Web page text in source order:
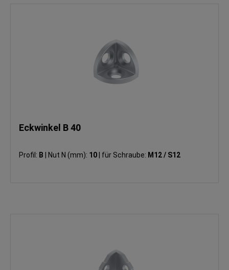
Eckwinkel B 40
Profil: B Nut N (mm): 10 für Schraube: M12 / S12